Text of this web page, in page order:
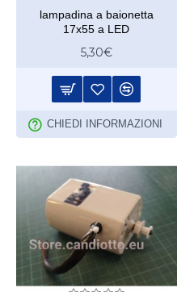
lampadina a baionetta
17x55 a LED
5,30€
CHIEDI INFORMAZIONI